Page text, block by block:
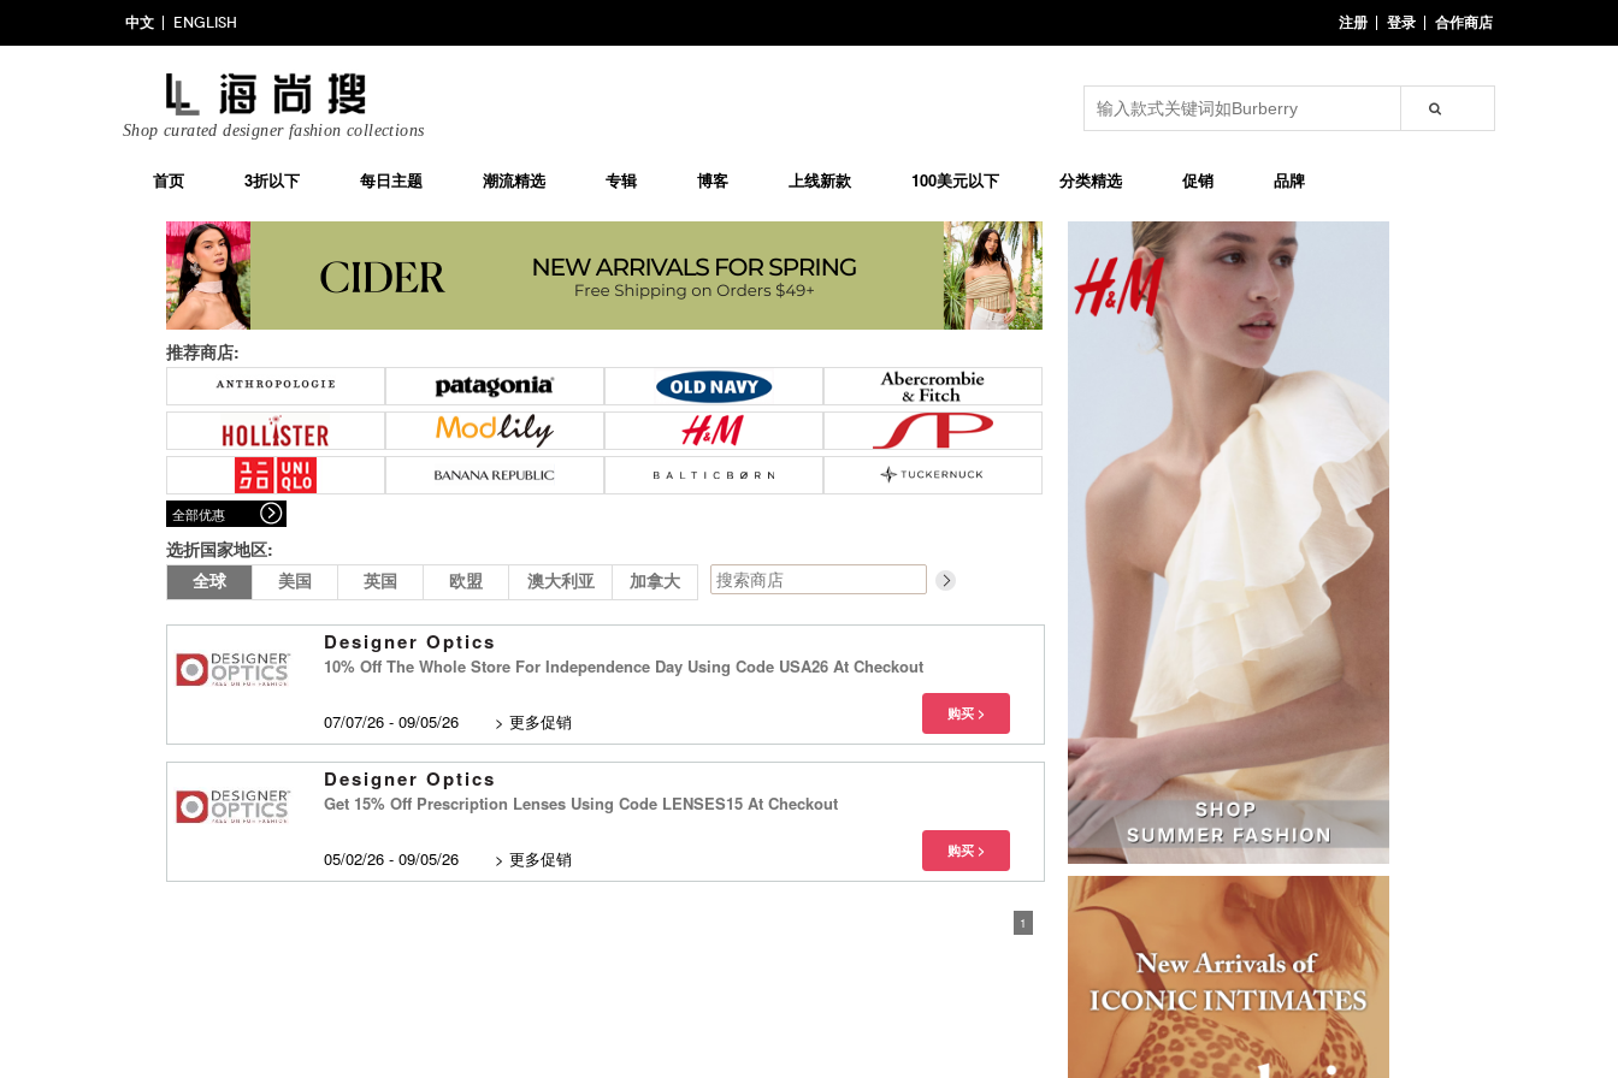
中文 ENGLISH 注册 登录 合作商店
Shop curated designer fashion collections
首页 3折以下 每日主题 潮流精选 专辑 博客 上线新款 100美元以下 分类精选 促销 品牌
推荐商店:
全部优惠
选折国家地区:
全球 美国 英国 欧盟 澳大利亚 加拿大
Designer Optics
10% Off The Whole Store For Independence Day Using Code USA26 At Checkout
07/07/26 - 09/05/26 > 更多促销
Designer Optics
Get 15% Off Prescription Lenses Using Code LENSES15 At Checkout
05/02/26 - 09/05/26 > 更多促销
1